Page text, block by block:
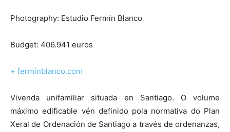
Photography: Estudio Fermín Blanco
Budget: 406.941 euros
+ ferminblanco.com
Vivenda unifamiliar situada en Santiago. O volume
máximo edificable vén definido pola normativa do Plan
Xeral de Ordenación de Santiago a través de ordenanzas,